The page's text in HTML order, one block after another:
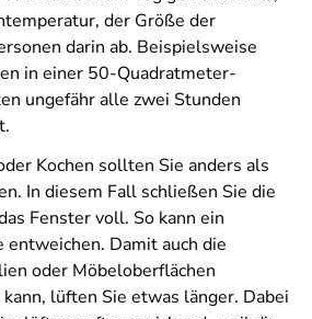
der Größe der
darin ab. Beispielsweise
in einer 50-Quadratmeter-
ungefähr alle zwei Stunden
Kochen sollten Sie anders als
In diesem Fall schließen Sie die
Fenster voll. So kann ein
Damit auch die
oder Möbeloberflächen
lüften Sie etwas länger. Dabei